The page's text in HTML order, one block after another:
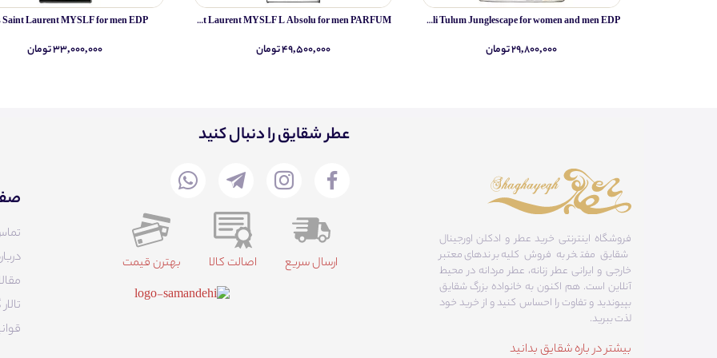
Simone Andreoli Tulum Junglescape for women and men EDP
۲۹,۸۰۰,۰۰۰ تومان
Yves Saint Laurent MYSLF L Absolu for men PARFUM
۴۹,۵۰۰,۰۰۰ تومان
Saint Laurent MYSLF for men EDP
۳۳,۰۰۰,۰۰۰ تومان
فروشگاه اینترنتی خرید عطر و ادکلن اورجینال
شقایق مفتخر به فروش کلیه برندهای معتبر
خارجی و ایرانی عطر زنانه، عطر مردانه در محیط
آنلاین است. هم‌ اکنون به خانواده بزرگ شقایق
بپیوندید و تفاوت را احساس کنید و از خرید خود
لذت ببرید.
بیشتر در باره شقایق بدانید
عطر شقایق را دنبال کنید
ارسال سریع اصالت کالا بهترن قیمت